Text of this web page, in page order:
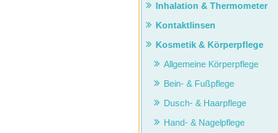
Inhalation & Thermometer
Kontaktlinsen
Kosmetik & Körperpflege
Allgemeine Körperpflege
Bein- & Fußpflege
Dusch- & Haarpflege
Hand- & Nagelpflege